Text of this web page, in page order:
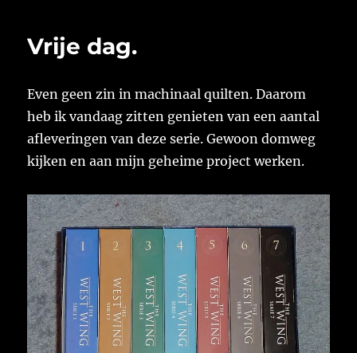
Vrije dag.
Even geen zin in machinaal quilten. Daarom
heb ik vandaag zitten genieten van een aantal
afleveringen van deze serie. Gewoon domweg
kijken en aan mijn geheime project werken.